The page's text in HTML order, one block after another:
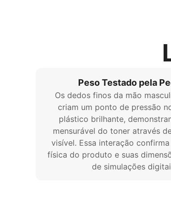
Peso Testado pela
Os dedos finos da mão
criam um ponto de pressão
plástico brilhante,
mensurável do toner através
visível. Essa interação
física do produto e suas
de simulações